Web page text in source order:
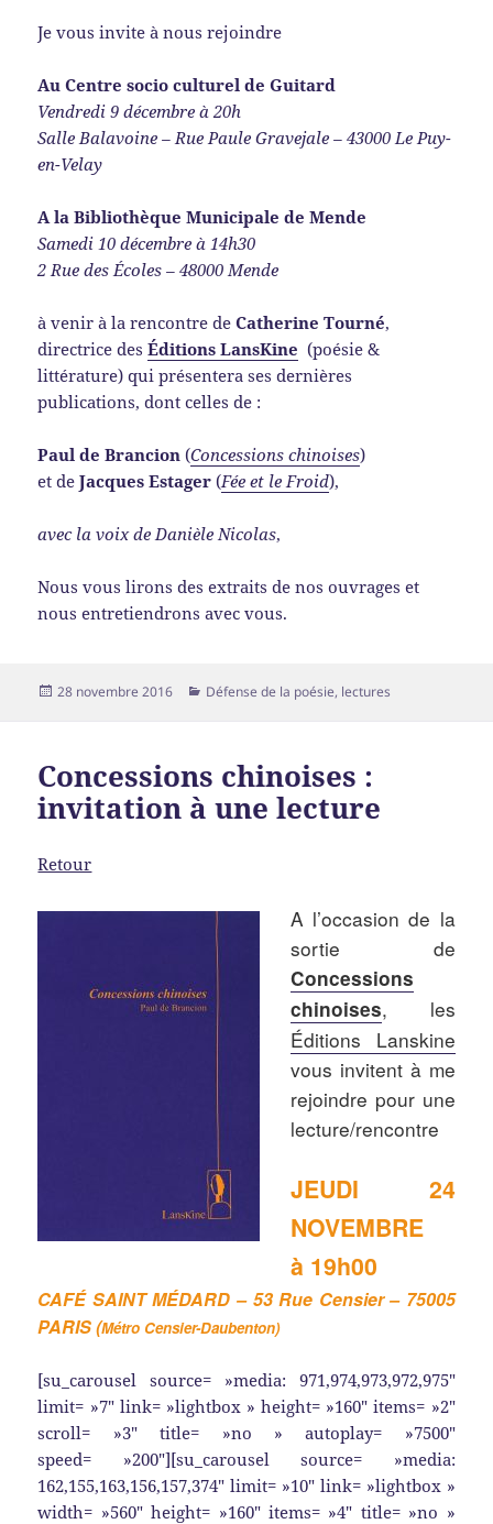
Je vous invite à nous rejoindre
Au Centre socio culturel de Guitard
Vendredi 9 décembre à 20h
Salle Balavoine – Rue Paule Gravejale – 43000 Le Puy-
en-Velay
A la Bibliothèque Municipale de Mende
Samedi 10 décembre à 14h30
2 Rue des Écoles – 48000 Mende
à venir à la rencontre deCatherine Tourné,
directrice desÉditions LansKine (poésie &
littérature) qui présentera ses dernières
publications, dont celles de :
Paul de Brancion (Concessions chinoises)
et deJacques Estager (Fée et le Froid),
avec la voix de Danièle Nicolas,
Nous vous lirons des extraits de nos ouvrages et
nous entretiendrons avec vous.
Publié
28 novembre 2016 Catégories
Défense de la poésie, lectures
Concessions chinoises :
invitation à une lecture
Retour
A l’occasion de la
sortie de
Concessions
chinoises, les
Éditions Lanskine
vous invitent à me
rejoindre pour une
lecture/rencontre
JEUDI 24
NOVEMBRE
à 19h00
CAFÉ SAINT MÉDARD – 53 Rue Censier – 75005
PARIS (Métro Censier-Daubenton)
[su_carousel source= »media: 971,974,973,972,975″
limit= »7″ link= »lightbox » height= »160″ items= »2″
scroll= »3″ title= »no » autoplay= »7500″
speed= »200″][su_carousel source= »media:
162,155,163,156,157,374″ limit= »10″ link= »lightbox »
width= »560″ height= »160″ items= »4″ title= »no »